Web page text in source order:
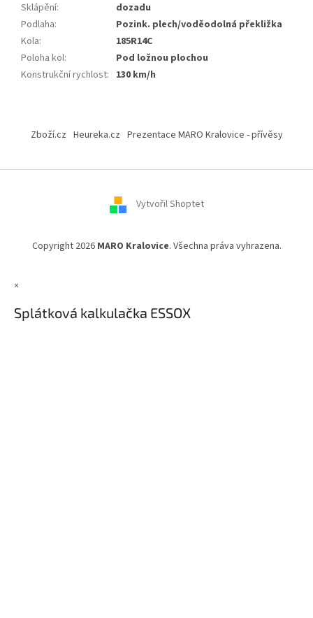
Sklápění:
dozadu
Podlaha:
Pozink. plech/voděodolná překližka
Kola:
185R14C
Poloha kol:
Pod ložnou plochou
Konstrukční rychlost: 130 km/h
Zboží.cz Heureka.cz Prezentace MARO Kralovice - přívěsy
Vytvořil Shoptet
Copyright 2026 MARO Kralovice. Všechna práva vyhrazena.
×
Splátková kalkulačka ESSOX